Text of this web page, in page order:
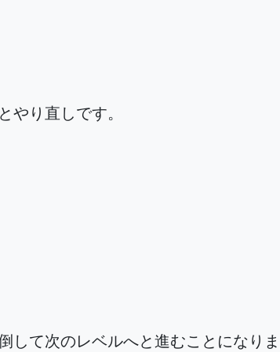
り直しです。
して次のレベルへと進むことになり